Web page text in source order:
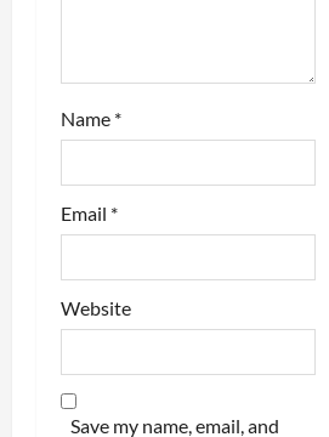
Name *
Email *
Website
Save my name, email, and